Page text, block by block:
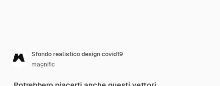
Sfondo realistico design covid19
magnific